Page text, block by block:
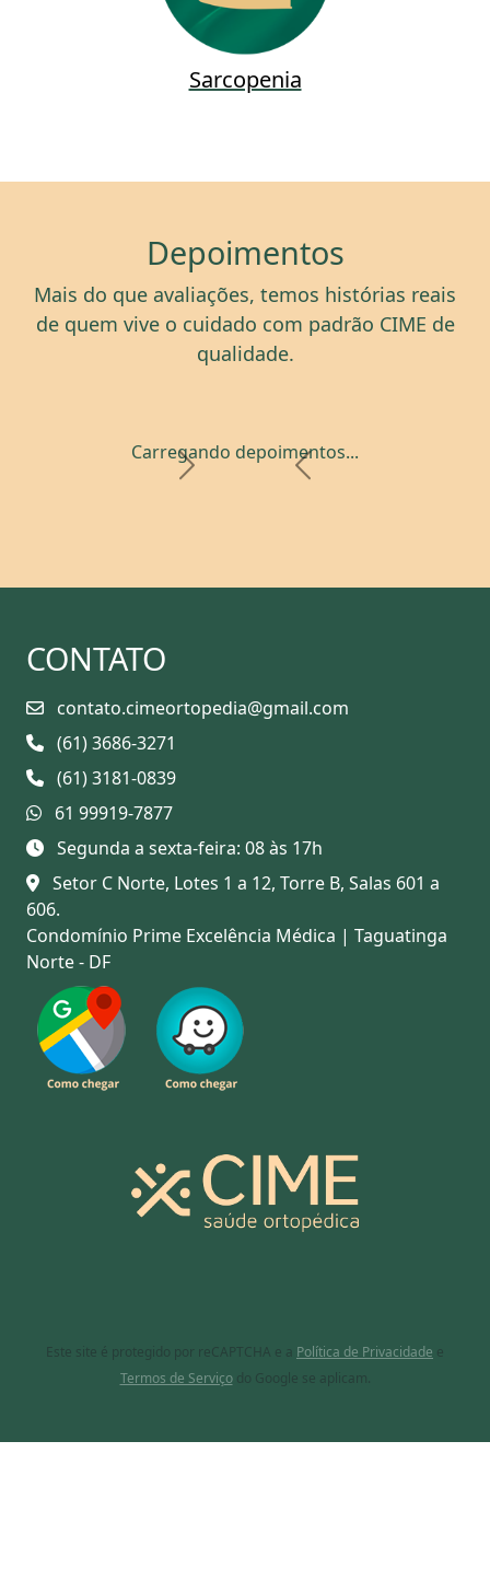
Sarcopenia
Depoimentos
Mais do que avaliações, temos histórias reais
de quem vive o cuidado com padrão CIME de
qualidade.
Carregando depoimentos...
Anterior
Próximo
CONTATO
contato.cimeortopedia@gmail.com
(61) 3686-3271
(61) 3181-0839
61 99919-7877
Segunda a sexta-feira: 08 às 17h
Setor C Norte, Lotes 1 a 12, Torre B, Salas 601 a
606.
Condomínio Prime Excelência Médica | Taguatinga
Norte - DF
Este site é protegido por reCAPTCHA e a Política de Privacidade e
Termos de Serviçodo Google se aplicam.